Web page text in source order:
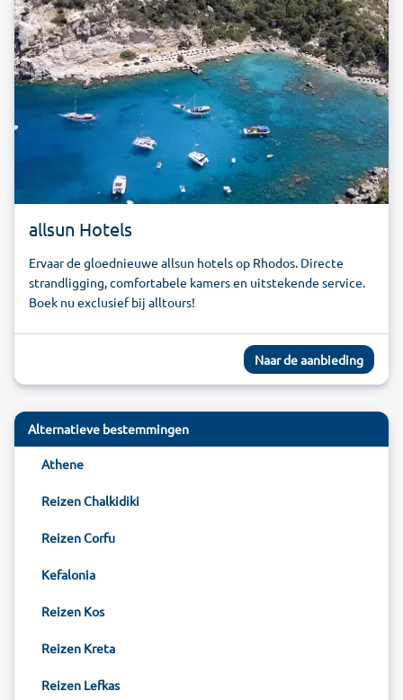
allsun Hotels
Ervaar de gloednieuwe allsun hotels op Rhodos. Directe
strandligging, comfortabele kamers en uitstekende service.
Boek nu exclusief bij alltours!
Naar de aanbieding
Alternatieve bestemmingen
Athene
Reizen Chalkidiki
Reizen Corfu
Kefalonia
Reizen Kos
Reizen Kreta
Reizen Lefkas